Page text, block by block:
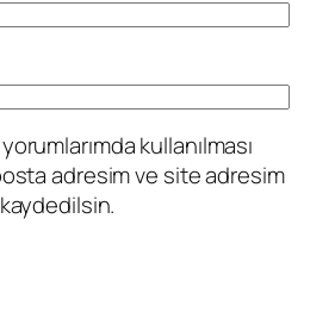
kullanılması
adresim ve site adresim